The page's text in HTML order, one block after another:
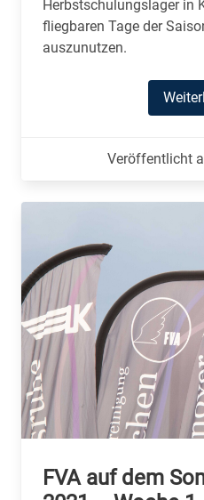
Herbstschulungslager in
fliegbaren Tage der
auszunutzen.
Veröffentlicht
FVA auf dem